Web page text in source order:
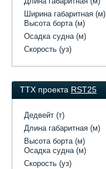
Ширина габаритная (м)
Высота борта (м)
Осадка судна (м)
Скорость (уз)
ТТХ проекта RST25
Дедвейт (т)
Длина габаритная (м)
Высота борта (м)
Осадка судна (м)
Скорость (уз)